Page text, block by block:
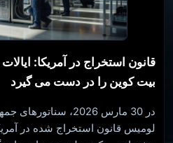
قانون استخراج در آمریکا:
بیت کوین را در دست می گیرد
در 30 مارس 2026،
لومیس قانون استخراج شده در